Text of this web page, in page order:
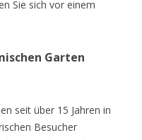
Sie sich vor einem
Garten
seit über 15 Jahren in
Besucher